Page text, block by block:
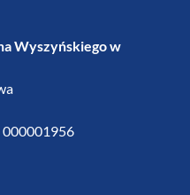
Wyszyńskiego w
000001956